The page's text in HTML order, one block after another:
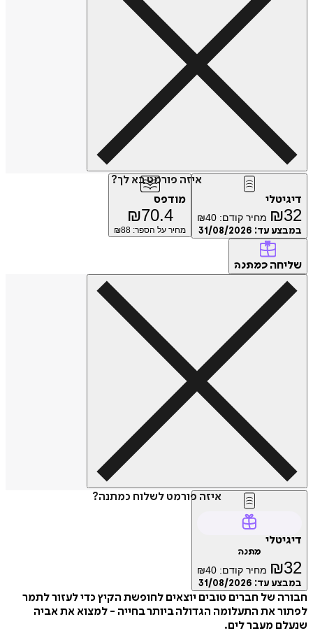
איזה פורמט בא לך?
דיגיטלי
₪32 מחיר קודם: ₪40
במבצע עד: 31/08/2026
מודפס
₪70.4
מחיר על הספר: ₪ 88
שליחה כמתנה
איזה פורמט לשלוח כמתנה?
דיגיטלי
מתנה
₪32 מחיר קודם: ₪40
במבצע עד: 31/08/2026
חבורה של חברים טובים יוצאים לחופשת הקיץ כדי לעזור לתמר
לפתור את התעלומה הגדולה ביותר בחייה - למצוא את אביה
שנעלם מעבר לים.